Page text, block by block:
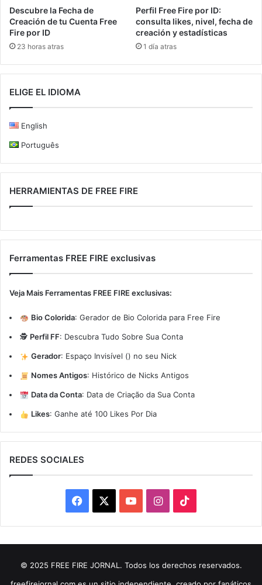
Descubre la Fecha de
Creación de tu Cuenta Free
Fire por ID
23 horas atras
Perfil Free Fire por ID:
consulta likes, nivel, fecha de
creación y estadísticas
1 día atras
ELIGE EL IDIOMA
English
Português
HERRAMIENTAS DE FREE FIRE
Ferramentas FREE FIRE exclusivas
Veja Mais Ferramentas FREE FIRE exclusivas:
Bio Colorida: Gerador de Bio Colorida para Free Fire
🕵️ Perfil FF: Descubra Tudo Sobre Sua Conta
Gerador: Espaço Invisível (ㅤ) no seu Nick
Nomes Antigos: Histórico de Nicks Antigos
Data da Conta: Data de Criação da Sua Conta
Likes: Ganhe até 100 Likes Por Dia
REDES SOCIALES
Facebook YouTubeInstagram
© 2025 FREE FIRE JORNAL. Todos los derechos reservados.